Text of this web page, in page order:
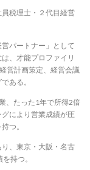
税理士・２代目経営
パートナー」として
、才能プロファイリ
営計画策定、経営会議
ある。
、たった1年で所得2倍
により営業成績が圧
つ。
、東京・大阪・名古
持つ。